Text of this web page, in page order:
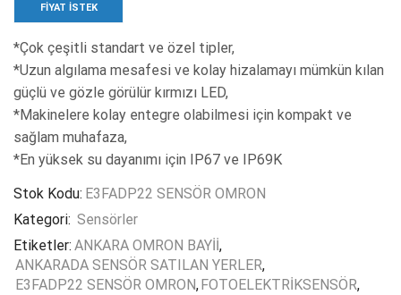
FIYAT ISTEK
*Çok çeşitli standart ve özel tipler,
*Uzun algılama mesafesi ve kolay hizalamayı mümkün kılan
güçlü ve gözle görülür kırmızı LED,
*Makinelere kolay entegre olabilmesi için kompakt ve
sağlam muhafaza,
*En yüksek su dayanımı için IP67 ve IP69K
Stok Kodu: E3FADP22 SENSÖR OMRON
Kategori: Sensörler
Etiketler: ANKARA OMRON BAYİİ,
ANKARADA SENSÖR SATILAN YERLER,
E3FADP22 SENSÖR OMRON, FOTOELEKTRİKSENSÖR,